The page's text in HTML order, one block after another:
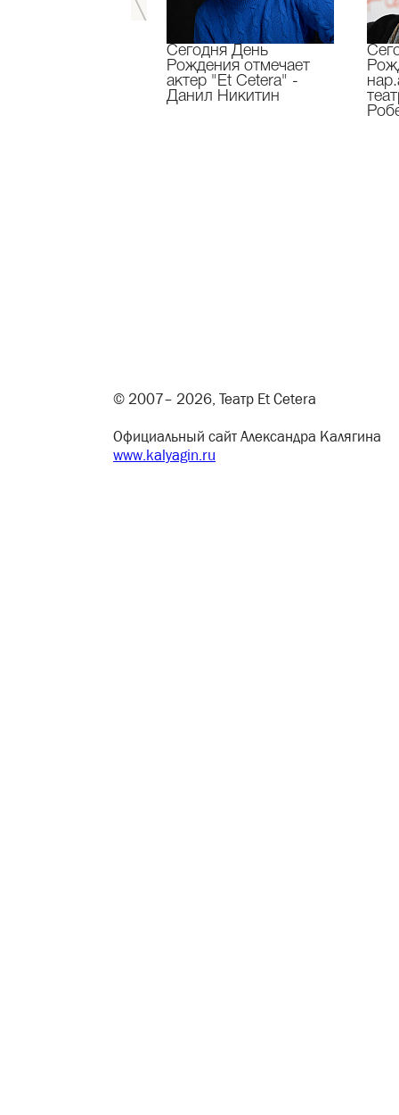
Сегодня День
Рождения отмечает
актер "Et Cetera" -
Данил Никитин
© 2007– 2026, Театр Et Cetera
Официальный сайт Александра Калягина
www.kalyagin.ru